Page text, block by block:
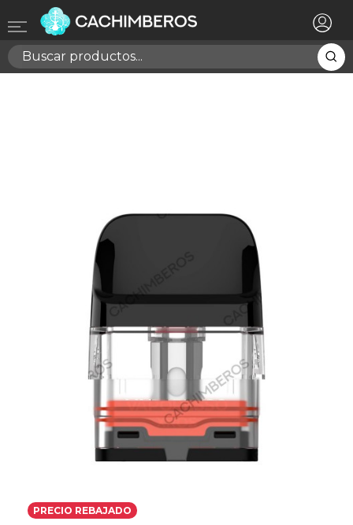
PRECIO REBAJADO
Registrarse ×
Necesitas hacer login para guardar productos en tu